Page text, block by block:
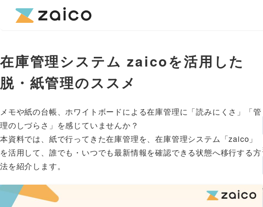
在庫管理システム zaicoを活用した
脱・紙管理のススメ
メモや紙の台帳、ホワイトボードによる在庫管理に「読みにくさ」「管
理のしづらさ」を感じていませんか？
本資料では、紙で行ってきた在庫管理を、在庫管理システム「zaico」
を活用して、誰でも・いつでも最新情報を確認できる状態へ移行する方
法を紹介します。